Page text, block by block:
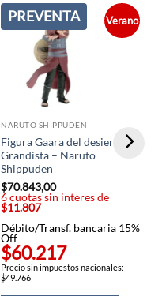
PREVENTA Verano
NARUTO SHIPPUDEN
Figura Gaara del desierto –
Grandista – Naruto
Shippuden
$70.843,00
6 cuotas sin interes de
$11.807
Débito/Transf. bancaria 15%
Off
$60.217
Precio sin impuestos nacionales:
$49.766